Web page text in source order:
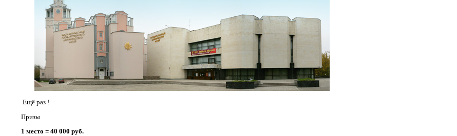
Ещё раз !
Призы
1 место = 40 000 руб.